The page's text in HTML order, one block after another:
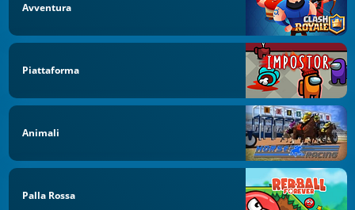
Avventura
Piattaforma
Animali
Palla Rossa